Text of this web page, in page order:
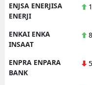
ENJSA ENERJISA
ENERJI
ENKAI ENKA
INSAAT
ENPRA ENPARA
BANK